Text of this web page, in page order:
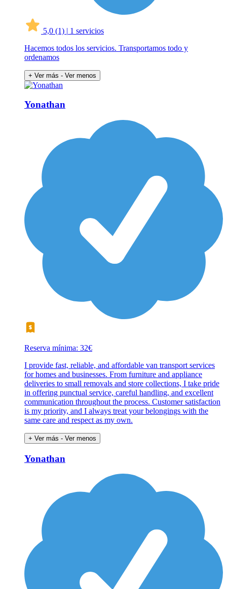
5,0 (1) | 1 servicios
Hacemos todos los servicios. Transportamos todo y
ordenamos
+ Ver más - Ver menos
Yonathan
Reserva mínima: 32€
I provide fast, reliable, and affordable van transport services
for homes and businesses. From furniture and appliance
deliveries to small removals and store collections, I take pride
in offering punctual service, careful handling, and excellent
communication throughout the process. Customer satisfaction
is my priority, and I always treat your belongings with the
same care and respect as my own.
+ Ver más - Ver menos
Yonathan